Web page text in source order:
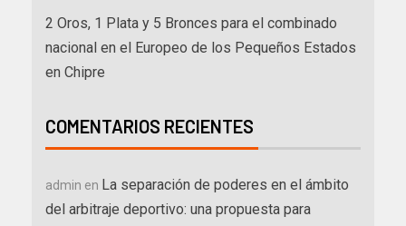
2 Oros, 1 Plata y 5 Bronces para el combinado
nacional en el Europeo de los Pequeños Estados
en Chipre
COMENTARIOS RECIENTES
admin en La separación de poderes en el ámbito
del arbitraje deportivo: una propuesta para